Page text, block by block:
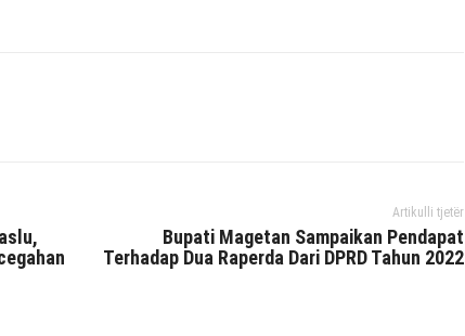
Artikulli tjetër
Bupati Magetan Sampaikan Pendapat
Terhadap Dua Raperda Dari DPRD Tahun 2022